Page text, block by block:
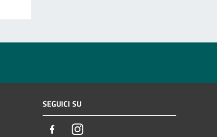
SEGUICI SU
FacebookInstagram